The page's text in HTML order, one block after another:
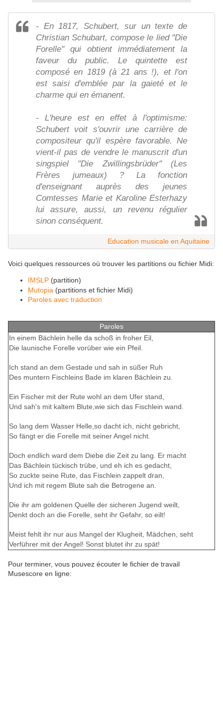
- En 1817, Schubert, sur un texte de
Christian Schubart, compose le lied "Die
Forelle" qui obtient immédiatement la
faveur du public. Le quintette est
composé en 1819 (à 21 ans !), et l'on
est saisi d'emblée par la gaieté et le
charme qui en émanent.
- L'heure est en effet à l'optimisme:
Schubert voit s'ouvrir une carrière de
compositeur qu'il espère favorable. Ne
vient-il pas de vendre le manuscrit d'un
singspiel "Die Zwillingsbrüder" (Les
Frères jumeaux) ? La fonction
d'enseignant auprès des jeunes
Comtesses Marie et Karoline Esterhazy
lui assure, aussi, un revenu régulier
sinon conséquent.
Education musicale en Aquitaine
Voici quelques ressources où trouver les partitions ou fichier Midi:
IMSLP (partition)
Mutopia (partitions et fichier Midi)
Paroles avec traduction
Paroles
In einem Bächlein helle da schoß in froher Eil,
Die launische Forelle vorüber wie ein Pfeil.
Ich stand an dem Gestade und sah in süßer Ruh
Des muntern Fischleins Bade im klaren Bächlein zu.
Ein Fischer mit der Rute wohl an dem Ufer stand,
Und sah's mit kaltem Blute,wie sich das Fischlein wand.
So lang dem Wasser Helle,so dacht ich, nicht gebricht,
So fängt er die Forelle mit seiner Angel nicht.
Doch endlich ward dem Diebe die Zeit zu lang. Er macht
Das Bächlein tückisch trübe, und eh ich es gedacht,
So zuckte seine Rute, das Fischlein zappelt dran,
Und ich mit regem Blute sah die Betrogene an.
Die ihr am goldenen Quelle der sicheren Jugend weilt,
Denkt doch an die Forelle, seht ihr Gefahr, so eilt!
Meist fehlt ihr nur aus Mangel der Klugheit, Mädchen, seht
Verführer mit der Angel! Sonst blutet ihr zu spät!
Pour terminer, vous pouvez écouter le fichier de travail
Musescore en ligne: